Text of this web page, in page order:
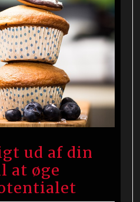
ud af din
at øge